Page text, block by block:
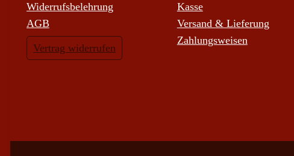
Widerrufsbelehrung
AGB
Vertrag widerrufen
Kasse
Versand & Lieferung
Zahlungsweisen